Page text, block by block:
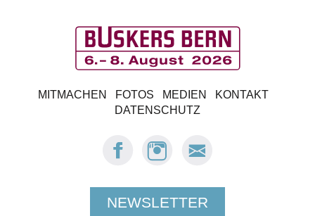
B
u
s
e
MITMACHEN FOTOS MEDIEN
KONTAKT
DATENSCHUTZ
FACEBOOK:
BUSKERS
INSTAGRAM:
BUSKERS
E-
MAIL
BERN
NEWSLETTER